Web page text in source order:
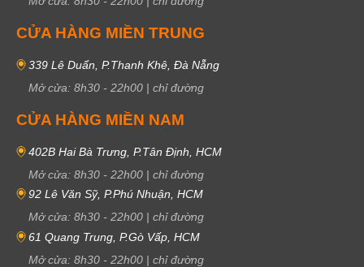
CỬA HÀNG MIỀN TRUNG
339 Lê Duẩn, P.Thanh Khê, Đà Nẵng
Mở cửa: 8h30 - 22h00 | chỉ đường
CỬA HÀNG MIỀN NAM
402B Hai Bà Trưng, P.Tân Định, HCM
Mở cửa: 8h30 - 22h00 | chỉ đường
92 Lê Văn Sỹ, P.Phú Nhuận, HCM
Mở cửa: 8h30 - 22h00 | chỉ đường
61 Quang Trung, P.Gò Vấp, HCM
Mở cửa: 8h30 - 22h00 | chỉ đường